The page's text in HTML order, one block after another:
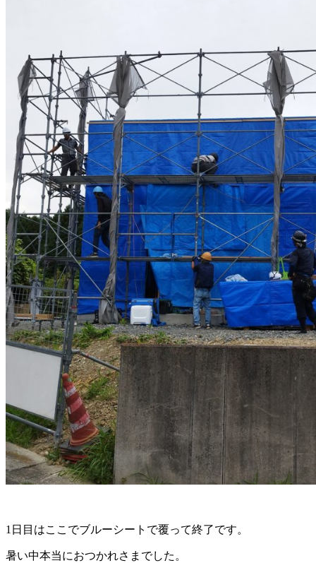
1日目はここでブルーシートで覆って終了です。
暑い中本当におつかれさまでした。